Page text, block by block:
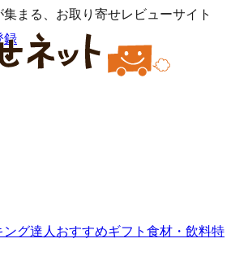
まる、お取り寄せレビューサイト
録
ング達人おすすめギフト 食材・飲料特